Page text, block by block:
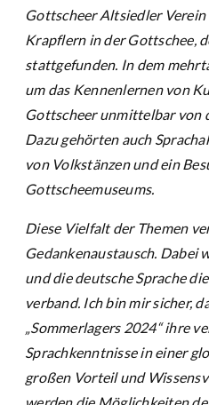
Gottscheer Altsiedler
Krapflern in der Gottschee,
stattgefunden. In dem
um das Kennenlernen von
Gottscheer unmittelbar von
Dazu gehörten auch
von Volkstänzen und ein
Gottscheemuseums.
Diese Vielfalt der Themen
Gedankenaustausch. Dabei
und die deutsche Sprache
verband. Ich bin mir sicher,
„Sommerlagers 2024“ ihre
Sprachkenntnisse in einer
großen Vorteil und